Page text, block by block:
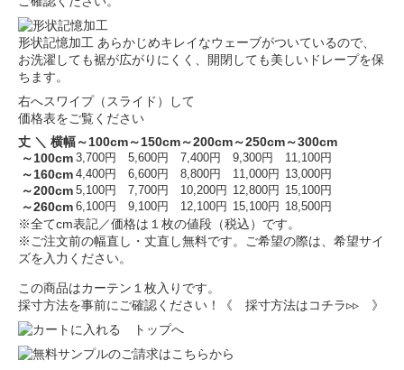
形状記憶加工 あらかじめキレイなウェーブがついているので、
お洗濯しても裾が広がりにくく、開閉しても美しいドレープを保
ちます。
右へスワイプ（スライド）して
価格表をご覧ください
丈 ＼ 横幅～100cm～150cm～200cm～250cm～300cm
～100cm 3,700円 5,600円 7,400円 9,300円 11,100円
～160cm 4,400円 6,600円 8,800円 11,000円 13,000円
～200cm 5,100円 7,700円 10,200円 12,800円 15,100円
～260cm 6,100円 9,100円 12,100円 15,100円 18,500円
※全てcm表記／価格は１枚の値段（税込）です。
※ご注文前の幅直し・丈直し無料です。ご希望の際は、希望サイ
ズを入力ください。
この商品はカーテン１枚入りです。
採寸方法を事前にご確認ください！
《 採寸方法はコチラ▹▹ 》